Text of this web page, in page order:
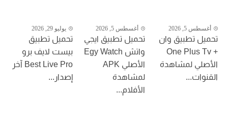
أغسطس 5, 2026
تحميل تطبيق وان
+ One Plus Tv
الأصلي لمشاهدة
القنوات...
أغسطس 5, 2026
تحميل تطبيق ايجي
واتش Egy Watch
الأصلي APK
لمشاهدة
الأفلام...
يوليو 29, 2026
تحميل تطبيق
بيست لايف برو
Best Live Pro آخر
إصدار...